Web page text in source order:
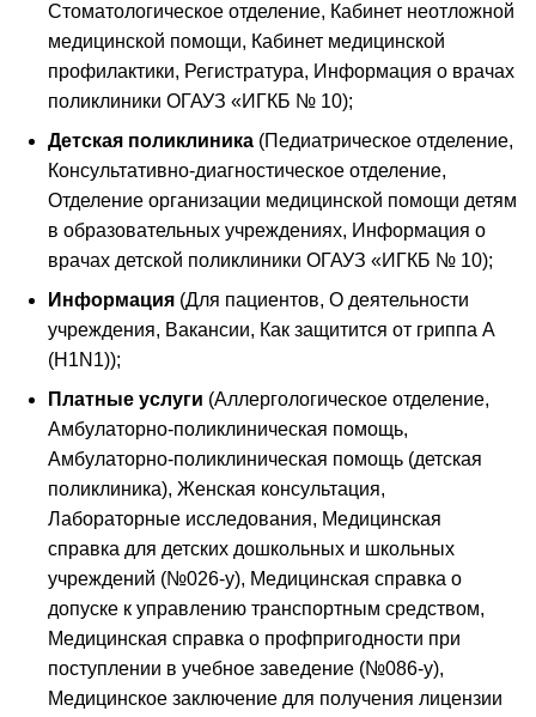
Стоматологическое отделение, Кабинет неотложной
медицинской помощи, Кабинет медицинской
профилактики, Регистратура, Информация о врачах
поликлиники ОГАУЗ «ИГКБ № 10);
Детская поликлиника (Педиатрическое отделение,
Консультативно-диагностическое отделение,
Отделение организации медицинской помощи детям
в образовательных учреждениях, Информация о
врачах детской поликлиники ОГАУЗ «ИГКБ № 10);
Информация (Для пациентов, О деятельности
учреждения, Вакансии, Как защитится от гриппа A
(H1N1));
Платные услуги (Аллергологическое отделение,
Амбулаторно-поликлиническая помощь,
Амбулаторно-поликлиническая помощь (детская
поликлиника), Женская консультация,
Лабораторные исследования, Медицинская
справка для детских дошкольных и школьных
учреждений (№026-у), Медицинская справка о
допуске к управлению транспортным средством,
Медицинская справка о профпригодности при
поступлении в учебное заведение (№086-у),
Медицинское заключение для получения лицензии